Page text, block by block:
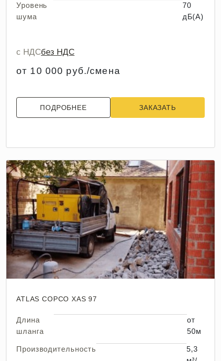
Уровень
шума
70
дБ(А)
с НДСбез НДС
от 10 000 руб./смена
ПОДРОБНЕЕ ЗАКАЗАТЬ
ATLAS COPCO XAS 97
Длина
шланга
от
50м
Производительность
5,3